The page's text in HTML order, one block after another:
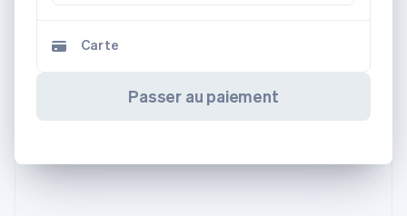
Carte
Passer au paiement